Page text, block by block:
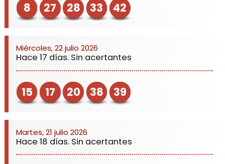
8 27 28 33 42
Miércoles, 22 julio 2026
Hace 17 días. Sin acertantes
15 17 20 38 39
Martes, 21 julio 2026
Hace 18 días. Sin acertantes